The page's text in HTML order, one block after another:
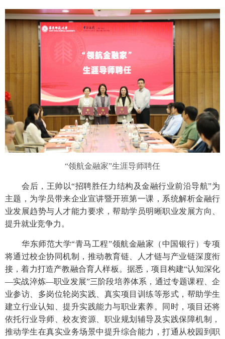
“领航金融家”生涯导师聘任
会后，王帅以“招聘胜任力结构及金融行业前沿导航”为
主题，为学员带来企业宣讲暨开班第一课，系统解析金融行
业发展趋势与人才能力要求，帮助学员明晰职业发展方向、
提升就业竞争力。
华东师范大学“青马工程”领航金融家（中国银行）专项
将通过校企协同机制，推动教育链、人才链与产业链深度衔
接，着力打造产教融合育人样板。据悉，项目构建“认知深化
—实战淬炼—职业发展”三阶段培养体系，通过专题课程、企
业参访、多岗位轮岗实践、真实项目训练等形式，帮助学生
建立行业认知、提升实践能力与职业素养。同时，项目还将
依托行业导师、校友资源、职业规划辅导及实践保障机制，
推动学生在真实业务场景中提升综合能力，打通从校园到职